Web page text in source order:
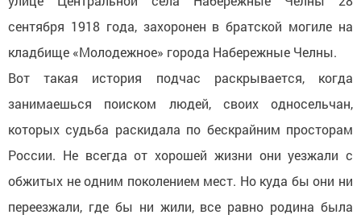
сентября 1918 года, захоронен в братской могиле на
кладбище «Молодежное» города Набережные Челны.
Вот такая история подчас раскрывается, когда
занимаешься поиском людей, своих односельчан,
которых судьба раскидала по бескрайним просторам
России. Не всегда от хорошей жизни они уезжали с
обжитых не одним поколением мест. Но куда бы они ни
переезжали, где бы ни жили, все равно родина была